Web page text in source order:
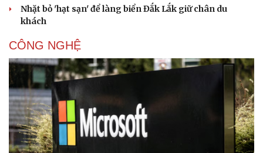
Tư vấn
Săn Tour
Câu chuyện thời sự
Hạt giống tâm hồn
Nhặt bỏ 'hạt sạn' để làng biển Đắk Lắk giữ chân du
khách
CÔNG NGHỆ